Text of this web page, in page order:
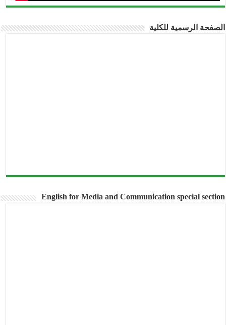
الرسمية للكلية
English for Media and Communication special